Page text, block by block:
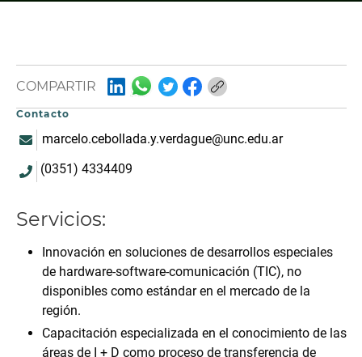
Servicios:
Innovación en soluciones de desarrollos especiales
de hardware-software-comunicación (TIC), no
disponibles como estándar en el mercado de la
región.
Capacitación especializada en el conocimiento de las
áreas de I + D como proceso de transferencia de
COMPARTIR
Contacto
marcelo.cebollada.y.verdague@unc.edu.ar
(0351) 4334409